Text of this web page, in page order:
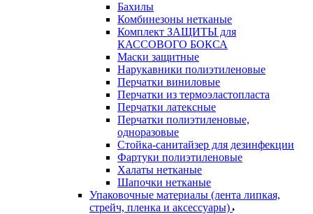
Бахилы
Комбинезоны нетканые
Комплект ЗАЩИТЫ для
КАССОВОГО БОКСА
Маски защитные
Нарукавники полиэтиленовые
Перчатки виниловые
Перчатки из термоэластопласта
Перчатки латексные
Перчатки полиэтиленовые,
одноразовые
Стойка-санитайзер для дезинфекции
Фартуки полиэтиленовые
Халаты нетканые
Шапочки нетканые
Упаковочные материалы (лента липкая,
стрейч, пленка и аксессуары)